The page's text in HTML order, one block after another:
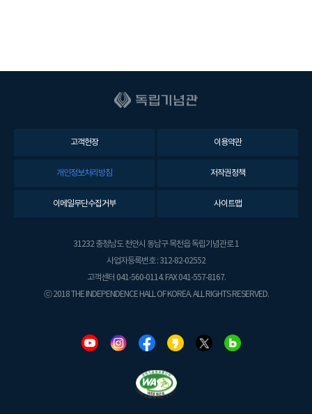
고객헌장 이용약관
개인정보처리방침 저작권정책
이메일무단수집거부 사이트맵
31232 충청남도 천안시 동남구 목천읍 독립기념관로 1
사업자등록번호 : 312-82-02552
고객센터 041-560-0114. FAX 041-557-8167.
ⓒ 2018 THE INDEPENDENCE HALL OF KOREA. ALL RIGHTS RESERVED.